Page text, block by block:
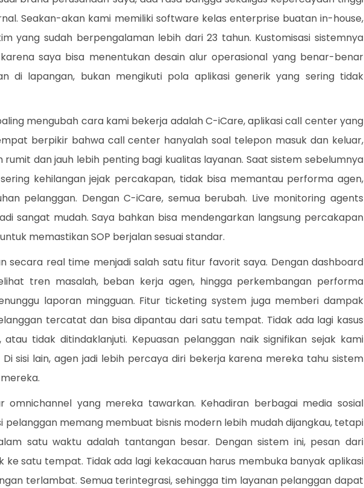
Seakan-akan kami memiliki software kelas enterprise buatan in-house,
yang sudah berpengalaman lebih dari 23 tahun. Kustomisasi sistemnya
saya bisa menentukan desain alur operasional yang benar-benar
di lapangan, bukan mengikuti pola aplikasi generik yang sering tidak
mengubah cara kami bekerja adalah C-iCare, aplikasi call center yang
berpikir bahwa call center hanyalah soal telepon masuk dan keluar,
dan jauh lebih penting bagi kualitas layanan. Saat sistem sebelumnya
kehilangan jejak percakapan, tidak bisa memantau performa agen,
pelanggan. Dengan C-iCare, semua berubah. Live monitoring agents
sangat mudah. Saya bahkan bisa mendengarkan langsung percakapan
memastikan SOP berjalan sesuai standar.
secara real time menjadi salah satu fitur favorit saya. Dengan dashboard
tren masalah, beban kerja agen, hingga perkembangan performa
laporan mingguan. Fitur ticketing system juga memberi dampak
tercatat dan bisa dipantau dari satu tempat. Tidak ada lagi kasus
tidak ditindaklanjuti. Kepuasan pelanggan naik signifikan sejak kami
Di sisi lain, agen jadi lebih percaya diri bekerja karena mereka tahu sistem
omnichannel yang mereka tawarkan. Kehadiran berbagai media sosial
pelanggan memang membuat bisnis modern lebih mudah dijangkau, tetapi
satu waktu adalah tantangan besar. Dengan sistem ini, pesan dari
satu tempat. Tidak ada lagi kekacauan harus membuka banyak aplikasi
terlambat. Semua terintegrasi, sehingga tim layanan pelanggan dapat